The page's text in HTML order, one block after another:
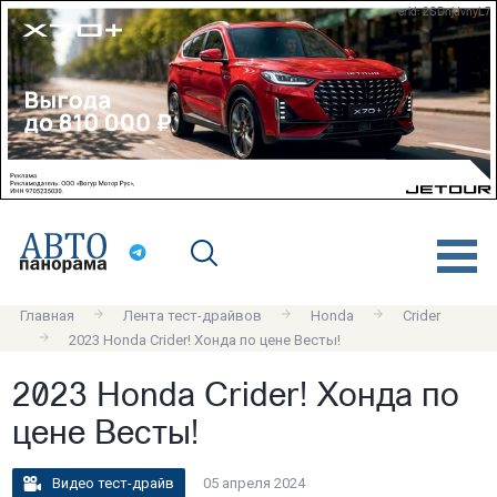
erid: 2SDnjdvnyL7
Главная Лента тест-драйвов Honda
Crider
2023 Honda Crider! Хонда по цене Весты!
2023 Honda Crider! Хонда по
цене Весты!
Видео тест-драйв 05 апреля 2024